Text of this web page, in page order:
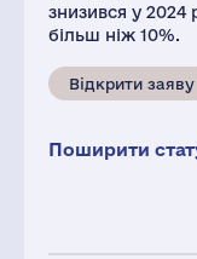
знизився у 2024
більш ніж 10%.
Відкрити заяву
Поширити